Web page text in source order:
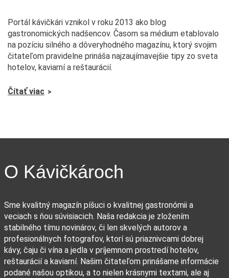
Portál kávičkári vznikol v roku 2013 ako blog
gastronomických nadšencov. Časom sa médium etablovalo
na pozíciu silného a dôveryhodného magazínu, ktorý svojim
čitateľom pravidelne prináša najzaujímavejšie tipy zo sveta
hotelov, kaviarní a reštaurácií.
Čítať viac
O Kávičkároch
Sme kvalitný magazín píšuci o kvalitnej gastronómii a
veciach s ňou súvisiacich. Naša redakcia je zložením
stabilného tímu novinárov, či len skvelých autorov a
profesionálnych fotografov, ktorí sú priaznivcami dobrej
kávy, čaju či vína a jedla v príjemnom prostredí hotelov,
reštaurácií a kaviarní. Našim čitateľom prinášame informácie
podané našou optikou, a to nielen krásnymi textami, ale aj